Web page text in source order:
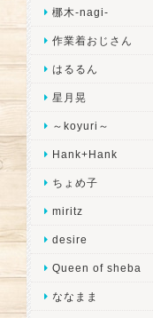
梛木-nagi-
作業着おじさん
はるるん
星月晃
～koyuri～
Hank+Hank
ちょめ子
miritz
desire
Queen of sheba
ななまま